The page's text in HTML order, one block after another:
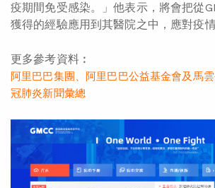
疫期間免受感染。」他表示，將會把從
獲得的經驗應用到其醫院之中，應對疫情
更多參考資料︰
阿里巴巴集團、阿里巴巴公益基金會及馬
冠肺炎新聞彙總